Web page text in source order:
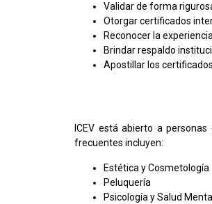
Validar de forma
Otorgar certificados
Reconocer la
Brindar respaldo
Apostillar los
ICEV está abierto a
frecuentes incluyen:
Estética y Cosmetología
Peluquería
Psicología y Salud Mental